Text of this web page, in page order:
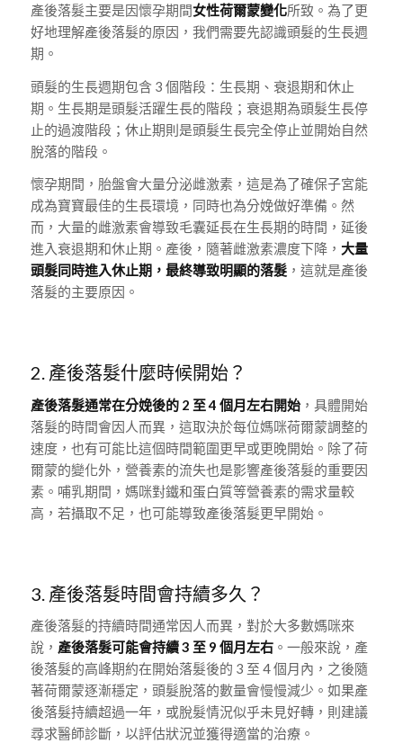
產後落髮主要是因懷孕期間女性荷爾蒙變化所致。為了更
好地理解產後落髮的原因，我們需要先認識頭髮的生長週
期。
頭髮的生長週期包含 3 個階段：生長期、衰退期和休止
期。生長期是頭髮活躍生長的階段；衰退期為頭髮生長停
止的過渡階段；休止期則是頭髮生長完全停止並開始自然
脫落的階段。
懷孕期間，胎盤會大量分泌雌激素，這是為了確保子宮能
成為寶寶最佳的生長環境，同時也為分娩做好準備。然
而，大量的雌激素會導致毛囊延長在生長期的時間，延後
進入衰退期和休止期。產後，隨著雌激素濃度下降， 大量
頭髮同時進入休止期，最終導致明顯的落髮，這就是產後
落髮的主要原因。
2. 產後落髮什麼時候開始？
產後落髮通常在分娩後的 2 至 4 個月左右開始，具體開始
落髮的時間會因人而異，這取決於每位媽咪荷爾蒙調整的
速度，也有可能比這個時間範圍更早或更晚開始。除了荷
爾蒙的變化外，營養素的流失也是影響產後落髮的重要因
素。哺乳期間，媽咪對鐵和蛋白質等營養素的需求量較
高，若攝取不足，也可能導致產後落髮更早開始。
3. 產後落髮時間會持續多久？
產後落髮的持續時間通常因人而異，對於大多數媽咪來
說， 產後落髮可能會持續 3 至 9 個月左右。一般來說，產
後落髮的高峰期約在開始落髮後的 3 至 4 個月內，之後隨
著荷爾蒙逐漸穩定，頭髮脫落的數量會慢慢減少。如果產
後落髮持續超過一年，或脫髮情況似乎未見好轉，則建議
尋求醫師診斷，以評估狀況並獲得適當的治療。